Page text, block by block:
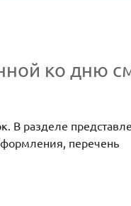
ко дню
В разделе
перечень